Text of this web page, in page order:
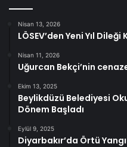
Nisan 13, 2026
LÖSEV’den Yeni Yıl
Nisan 11, 2026
Uğurcan Bekçi’nin
Ekim 13, 2025
Beylikdüzü Belediyesi
Dönem Başladı
Eylül 9, 2025
Diyarbakır’da Örtü